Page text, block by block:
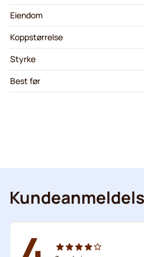
Eiendom
Koppstørrelse
Styrke
Best før